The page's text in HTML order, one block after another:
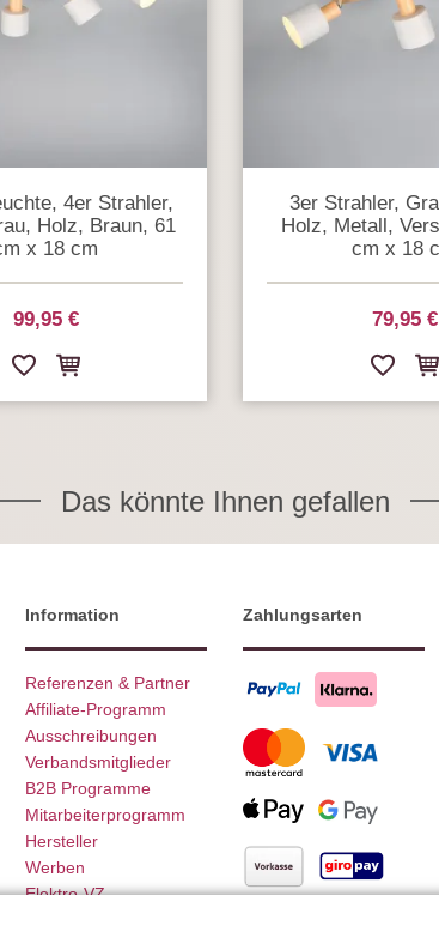
4er Strahler,
Holz, Braun, 61
x 18 cm
99,95 €
3er Strahler,
Holz, Metall,
cm x 18
79,95 €
Das könnte Ihnen gefallen
Information
Referenzen & Partner
Affiliate-Programm
Ausschreibungen
Verbandsmitglieder
B2B Programme
Mitarbeiterprogramm
Hersteller
Werben
Elektro-VZ
Zahlungsarten